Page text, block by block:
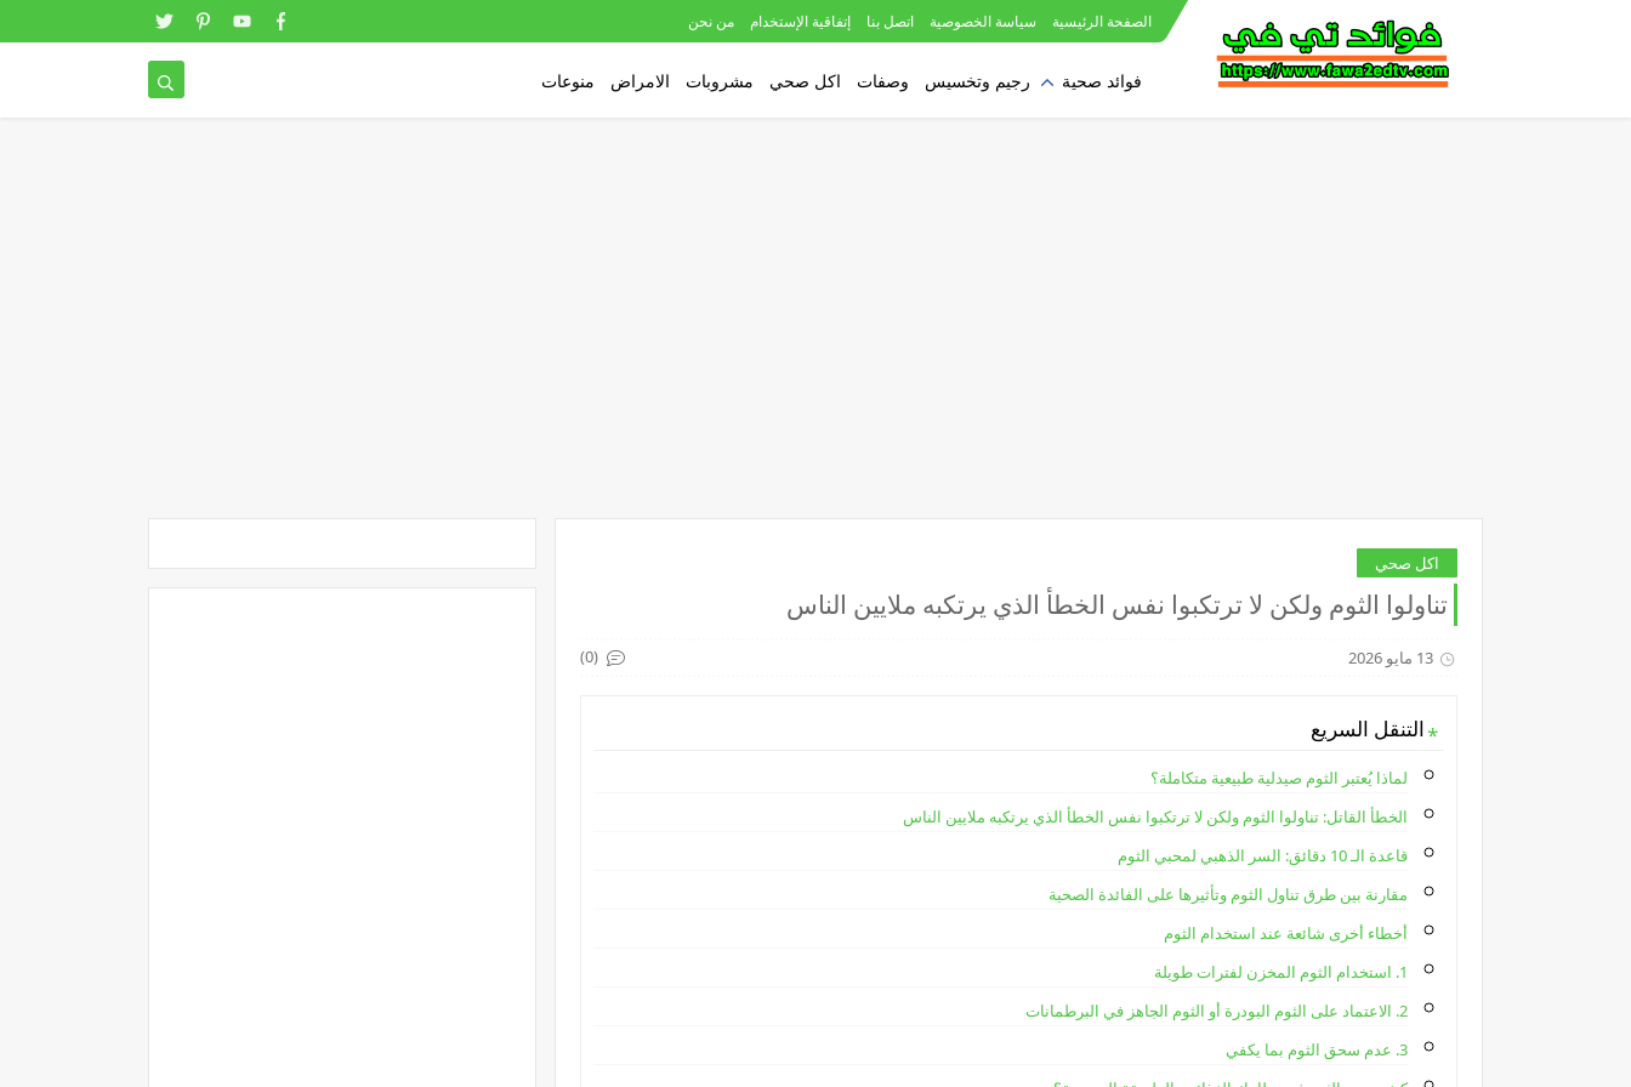
الصفحة الرئيسية سياسة الخصوصية اتصل بنا إتفاقية الإستخدام من نحن
فوائد صحية رجيم وتخسيس وصفات اكل صحي مشروبات الامراض منوعات
اكل صحي
تناولوا الثوم ولكن لا ترتكبوا نفس الخطأ الذي يرتكبه ملايين الناس
13 مايو 2026 (0)
التنقل السريع
لماذا يُعتبر الثوم صيدلية طبيعية متكاملة؟
الخطأ القاتل: تناولوا الثوم ولكن لا ترتكبوا نفس الخطأ الذي يرتكبه ملايين الناس
قاعدة الـ 10 دقائق: السر الذهبي لمحبي الثوم
مقارنة بين طرق تناول الثوم وتأثيرها على الفائدة الصحية
أخطاء أخرى شائعة عند استخدام الثوم
1. استخدام الثوم المخزن لفترات طويلة
2. الاعتماد على الثوم البودرة أو الثوم الجاهز في البرطمانات
3. عدم سحق الثوم بما يكفي